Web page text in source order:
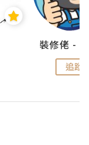
追蹤